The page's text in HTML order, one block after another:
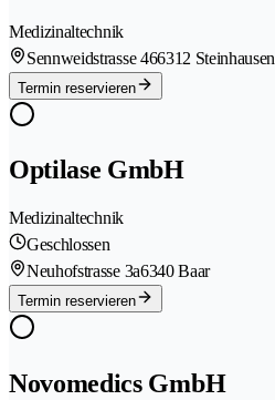
Medizinaltechnik
Sennweidstrasse 466312 Steinhausen
Termin reservieren
Optilase GmbH
Medizinaltechnik
Geschlossen
Neuhofstrasse 3a6340 Baar
Termin reservieren
Novomedics GmbH